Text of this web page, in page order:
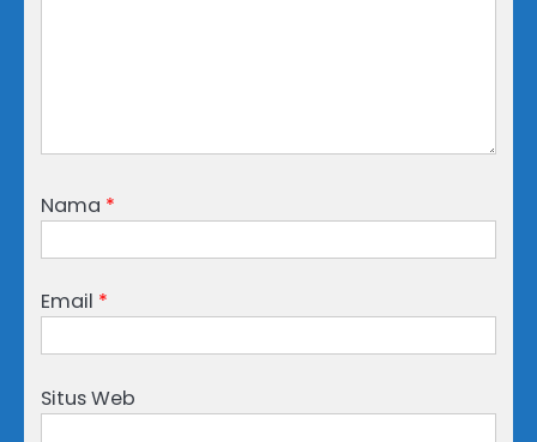
Nama *
Email *
Situs Web